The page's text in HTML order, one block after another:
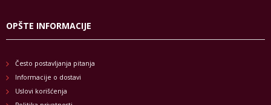
OPŠTE INFORMACIJE
Često postavljanja pitanja
Informacije o dostavi
Uslovi korišćenja